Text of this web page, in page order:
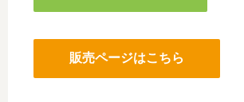
販売ページはこちら